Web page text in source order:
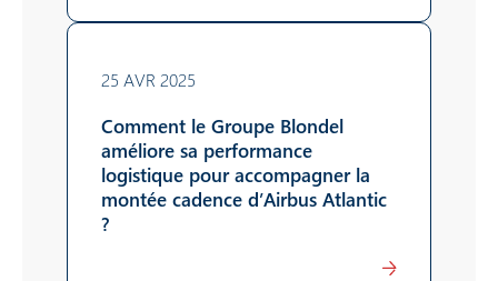
25 AVR 2025
Comment le Groupe Blondel
améliore sa performance
logistique pour accompagner la
montée cadence d’Airbus Atlantic
?
Lire